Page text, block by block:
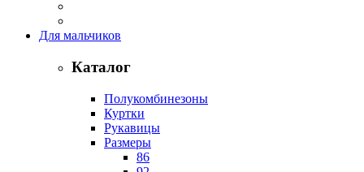
Для мальчиков
Каталог
Полукомбинезоны
Куртки
Рукавицы
Размеры
86